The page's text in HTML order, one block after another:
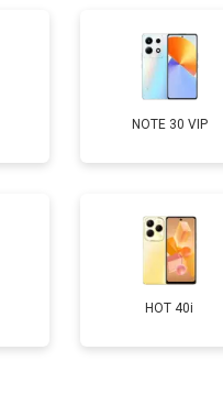
от 1750 ₽
от 3200 ₽
NOTE 30 VIP
HOT 40i